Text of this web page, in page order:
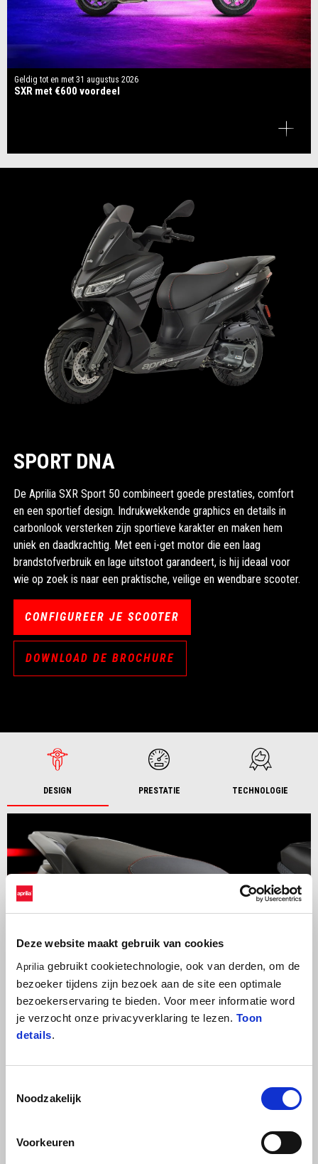
Deze website maakt gebruik van cookies
Aprilia gebruikt cookietechnologie, ook van derden, om de
bezoeker tijdens zijn bezoek aan de site een optimale
bezoekerservaring te bieden. Voor meer informatie word
je verzocht onze privacyverklaring te lezen. Toon
details.
Noodzakelijk
Voorkeuren
Geldig tot en met 31 augustus 2026
SXR met €600 voordeel
SPORT DNA
De Aprilia SXR Sport 50 combineert goede prestaties, comfort
en een sportief design. Indrukwekkende graphics en details in
carbonlook versterken zijn sportieve karakter en maken hem
uniek en daadkrachtig. Met een i-get motor die een laag
brandstofverbruik en lage uitstoot garandeert, is hij ideaal voor
wie op zoek is naar een praktische, veilige en wendbare scooter.
CONFIGUREER JE SCOOTER
DOWNLOAD DE BROCHURE
DESIGN PRESTATIE TECHNOLOGIE
Carbon look
De krachtige kleuren benadrukken het sportieve karakter van de
van het
graphicsmaken het ontwerp compleet en geven de Sport versie